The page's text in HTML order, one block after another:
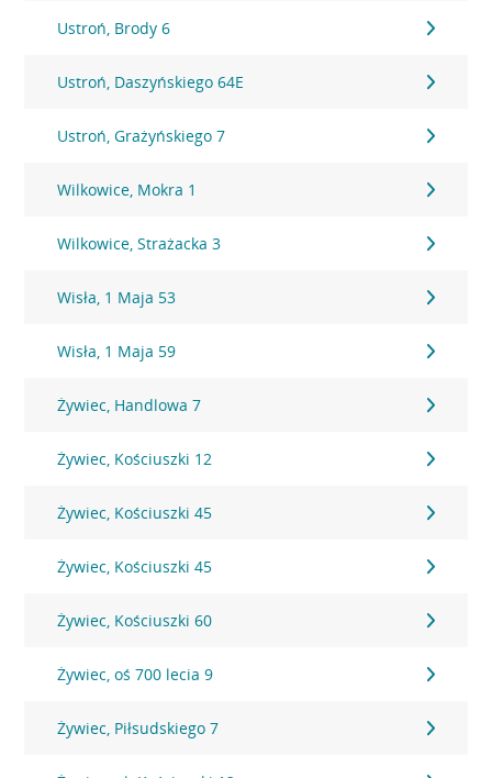
Ustroń, Brody 6
Ustroń, Daszyńskiego 64E
Ustroń, Grażyńskiego 7
Wilkowice, Mokra 1
Wilkowice, Strażacka 3
Wisła, 1 Maja 53
Wisła, 1 Maja 59
Żywiec, Handlowa 7
Żywiec, Kościuszki 12
Żywiec, Kościuszki 45
Żywiec, Kościuszki 45
Żywiec, Kościuszki 60
Żywiec, oś 700 lecia 9
Żywiec, Piłsudskiego 7